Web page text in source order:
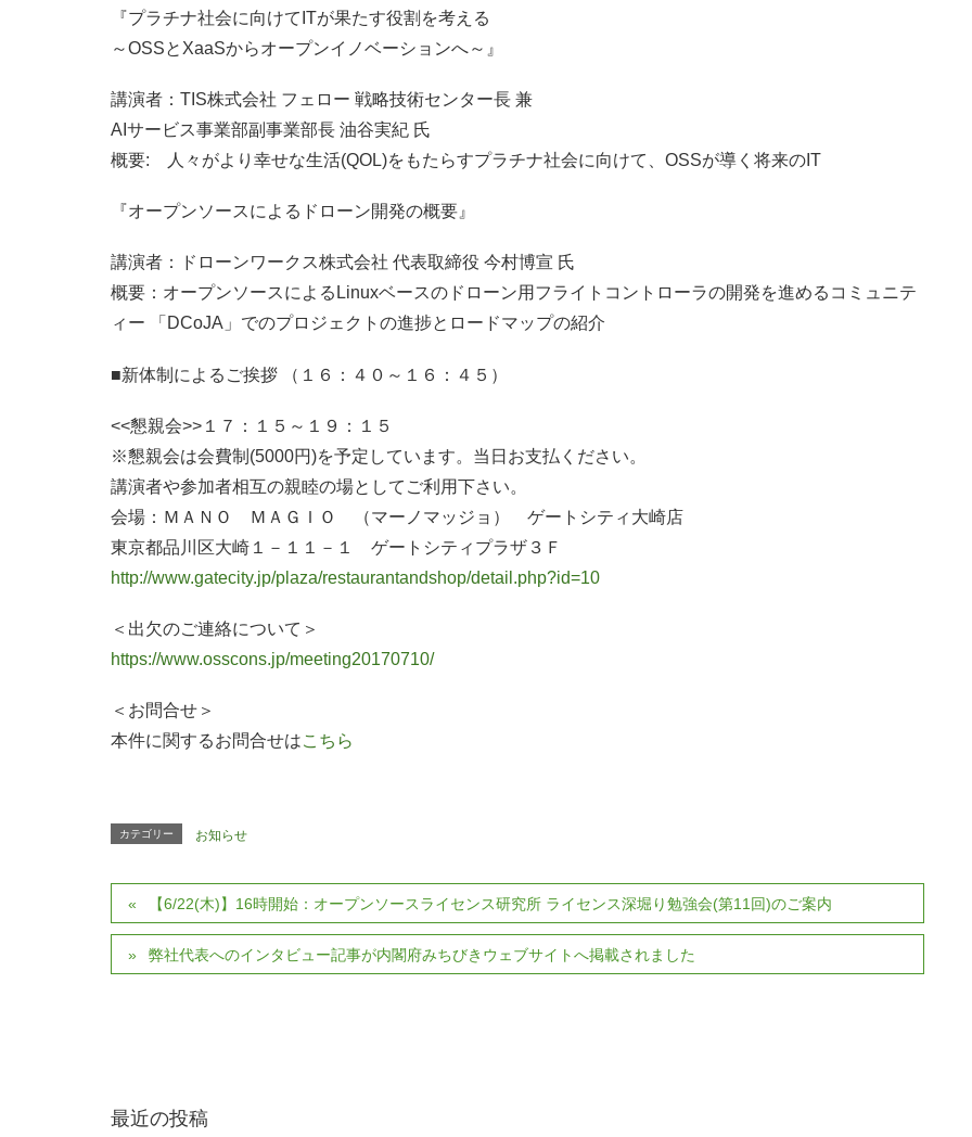
『プラチナ社会に向けてITが果たす役割を考える
～OSSとXaaSからオープンイノベーションへ～』
講演者：TIS株式会社 フェロー 戦略技術センター長 兼
AIサービス事業部副事業部長 油谷実紀 氏
概要: 人々がより幸せな生活(QOL)をもたらすプラチナ社会に向けて、OSSが導く将来のIT
『オープンソースによるドローン開発の概要』
講演者：ドローンワークス株式会社 代表取締役 今村博宣 氏
概要：オープンソースによるLinuxベースのドローン用フライトコントローラの開発を進めるコミュニテ
ィー 「DCoJA」でのプロジェクトの進捗とロードマップの紹介
■新体制によるご挨拶 （１６：４０～１６：４５）
<<懇親会>>１７：１５～１９：１５
※懇親会は会費制(5000円)を予定しています。当日お支払ください。
講演者や参加者相互の親睦の場としてご利用下さい。
会場：ＭＡＮＯ ＭＡＧＩＯ （マーノマッジョ） ゲートシティ大崎店
東京都品川区大崎１－１１－１ ゲートシティプラザ３Ｆ
http://www.gatecity.jp/plaza/restaurantandshop/detail.php?id=10
＜出欠のご連絡について＞
https://www.osscons.jp/meeting20170710/
＜お問合せ＞
本件に関するお問合せはこちら
カテゴリー お知らせ
【6/22(木)】16時開始：オープンソースライセンス研究所 ライセンス深堀り勉強会(第11回)のご案内
弊社代表へのインタビュー記事が内閣府みちびきウェブサイトへ掲載されました
最近の投稿